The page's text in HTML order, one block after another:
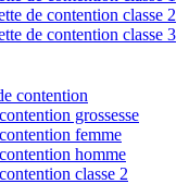
de contention classe 2
de contention classe 3
contention
grossesse
femme
homme
classe 2